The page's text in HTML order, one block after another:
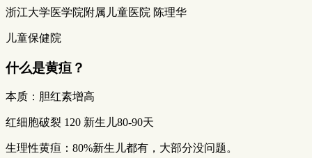
浙江大学医学院附属儿童医院 陈理华
儿童保健院
什么是黄疸？
本质：胆红素增高
红细胞破裂 120 新生儿80-90天
生理性黄疸：80%新生儿都有，大部分没问题。